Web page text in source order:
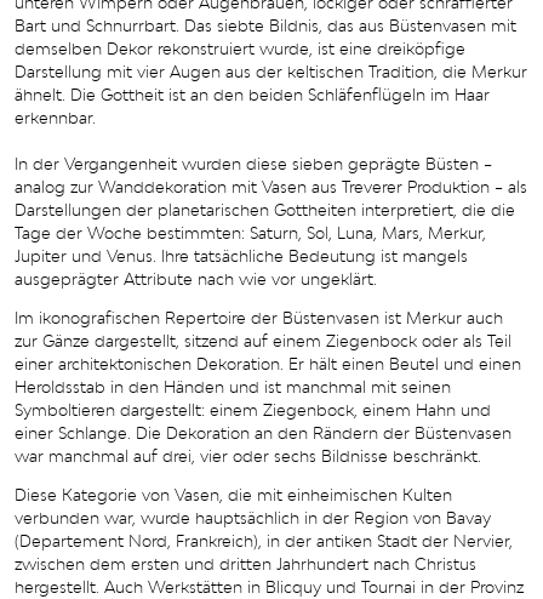
Bart und Schnurrbart. Das siebte Bildnis, das aus Büstenvasen mit
demselben Dekor rekonstruiert wurde, ist eine dreiköpfige
Darstellung mit vier Augen aus der keltischen Tradition, die Merkur
ähnelt. Die Gottheit ist an den beiden Schläfenflügeln im Haar
erkennbar.
In der Vergangenheit wurden diese sieben geprägte Büsten –
analog zur Wanddekoration mit Vasen aus Treverer Produktion – als
Darstellungen der planetarischen Gottheiten interpretiert, die die
Tage der Woche bestimmten: Saturn, Sol, Luna, Mars, Merkur,
Jupiter und Venus. Ihre tatsächliche Bedeutung ist mangels
ausgeprägter Attribute nach wie vor ungeklärt.
Im ikonografischen Repertoire der Büstenvasen ist Merkur auch
zur Gänze dargestellt, sitzend auf einem Ziegenbock oder als Teil
einer architektonischen Dekoration. Er hält einen Beutel und einen
Heroldsstab in den Händen und ist manchmal mit seinen
Symboltieren dargestellt: einem Ziegenbock, einem Hahn und
einer Schlange. Die Dekoration an den Rändern der Büstenvasen
war manchmal auf drei, vier oder sechs Bildnisse beschränkt.
Diese Kategorie von Vasen, die mit einheimischen Kulten
verbunden war, wurde hauptsächlich in der Region von Bavay
(Departement Nord, Frankreich), in der antiken Stadt der Nervier,
zwischen dem ersten und dritten Jahrhundert nach Christus
hergestellt. Auch Werkstätten in Blicquy und Tournai in der Provinz